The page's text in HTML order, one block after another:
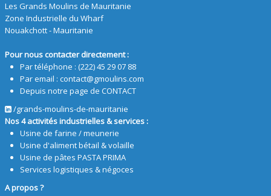
Les Grands Moulins de Mauritanie
Zone Industrielle du Wharf
Nouakchott - Mauritanie
Pour nous contacter directement :
Par téléphone : (222) 45 29 07 88
Par email : contact@gmoulins.com
Depuis notre page de CONTACT
/grands-moulins-de-mauritanie
Nos 4 activités industrielles & services :
Usine de farine / meunerie
Usine d'aliment bétail & volaille
Usine de pâtes PASTA PRIMA
Services logistiques & négoces
A propos ?